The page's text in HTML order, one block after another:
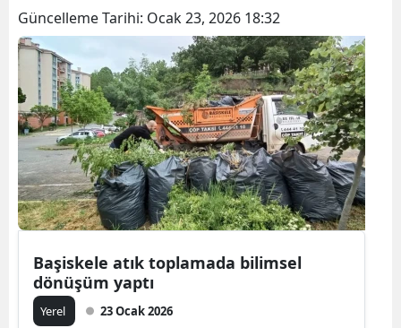
Güncelleme Tarihi: Ocak 23, 2026 18:32
Başiskele atık toplamada bilimsel
dönüşüm yaptı
Yerel 23 Ocak 2026